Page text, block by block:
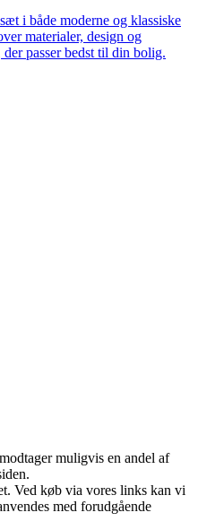
i både moderne og klassiske
materialer, design og
passer bedst til din bolig.
muligvis en andel af
Ved køb via vores links kan vi
med forudgående